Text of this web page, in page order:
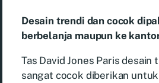
Desain trendi dan cocok
berbelanja maupun ke
Tas David Jones Paris desain
sangat cocok diberikan